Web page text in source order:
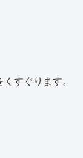
すぐります。